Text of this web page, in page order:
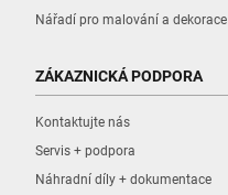
Nářadí pro malování a dekorace
ZÁKAZNICKÁ PODPORA
Kontaktujte nás
Servis + podpora
Náhradní díly + dokumentace